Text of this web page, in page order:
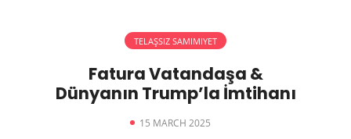
TELAŞSIZ SAMIMIYET
Fatura Vatandaşa &
Dünyanın Trump’la İmtihanı
15 MARCH 2025